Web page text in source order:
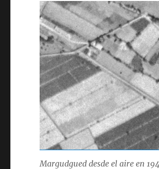
Margudgued desde el aire en